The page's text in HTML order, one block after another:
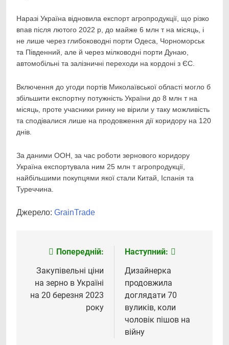
Наразі Україна відновила експорт агропродукції, що різко
впав після лютого 2022 р, до майже 6 млн т на місяць, і
не лише через глибоководні порти Одеса, Чорноморськ
та Південний, але й через мілководні порти Дунаю,
автомобільні та залізничні переходи на кордоні з ЄС.
Включення до угоди портів Миколаївської області могло б
збільшити експортну потужність України до 8 млн т на
місяць, проте учасники ринку не вірили у таку можливість
та сподівалися лише на продовження дії коридору на 120
днів.
За даними ООН, за час роботи зернового коридору
Україна експортувала ним 25 млн т агропродукції,
найбільшими покупцями якої стали Китай, Іспанія та
Туреччина.
Джерело: GrainTrade
Навігація
записів
Попередній:
Закупівельні ціни
на зерно в Україні
на 20 березня 2023
року
Наступний:
Дизайнерка
продовжила
доглядати 70
вуликів, коли
чоловік пішов на
війну